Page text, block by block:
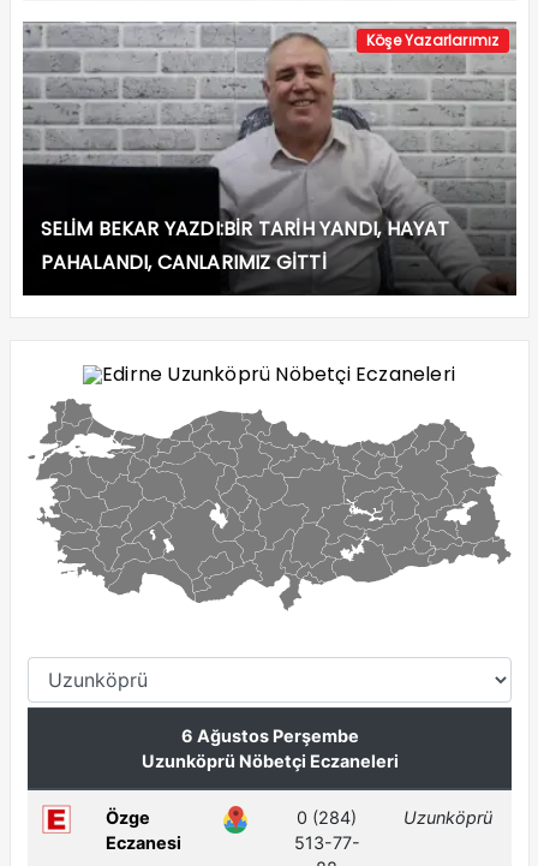
Köşe Yazarlarımız
SELİM BEKAR YAZDI:BİR TARİH YANDI, HAYAT
PAHALANDI, CANLARIMIZ GİTTİ